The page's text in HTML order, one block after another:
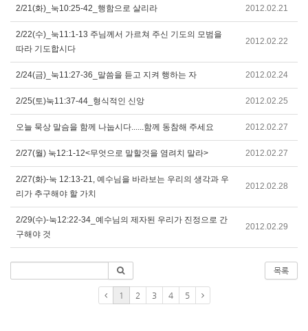
2/21(화)_눅10:25-42_행함으로 살리라 2012.02.21
2/22(수)_눅11:1-13 주님께서 가르쳐 주신 기도의 모범을
따라 기도합시다
2012.02.22
2/24(금)_눅11:27-36_말씀을 듣고 지켜 행하는 자 2012.02.24
2/25(토)눅11:37-44_형식적인 신앙 2012.02.25
오늘 묵상 말슴을 함께 나눕시다......함께 동참해 주세요 2012.02.27
2/27(월) 눅12:1-12<무엇으로 말할것을 염려치 말라> 2012.02.27
2/27(화)-눅 12:13-21, 예수님을 바라보는 우리의 생각과 우
리가 추구해야 할 가치
2012.02.28
2/29(수)-눅12:22-34_예수님의 제자된 우리가 진정으로 간
구해야 것
2012.02.29
목록
1 2 3 4 5